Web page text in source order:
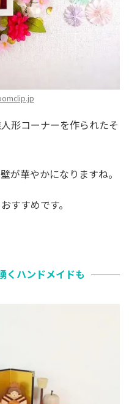
形コーナーを作られたそ
が華やかになりますね。
すすめです。
くハンドメイドも